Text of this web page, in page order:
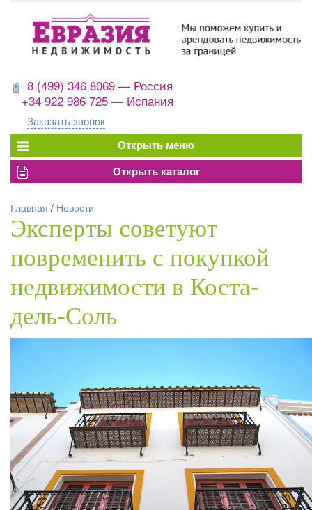
8 (499) 346 8069 — Россия
+34 922 986 725 — Испания
Заказать звонок
Главная / Новости
Эксперты советуют
повременить с покупкой
недвижимости в Коста-
дель-Соль